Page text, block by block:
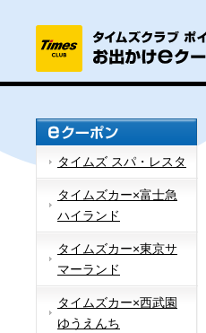
タイムズ スパ・レスタ
タイムズカー×富士急
ハイランド
タイムズカー×東京サ
マーランド
タイムズカー×西武園
ゆうえんち